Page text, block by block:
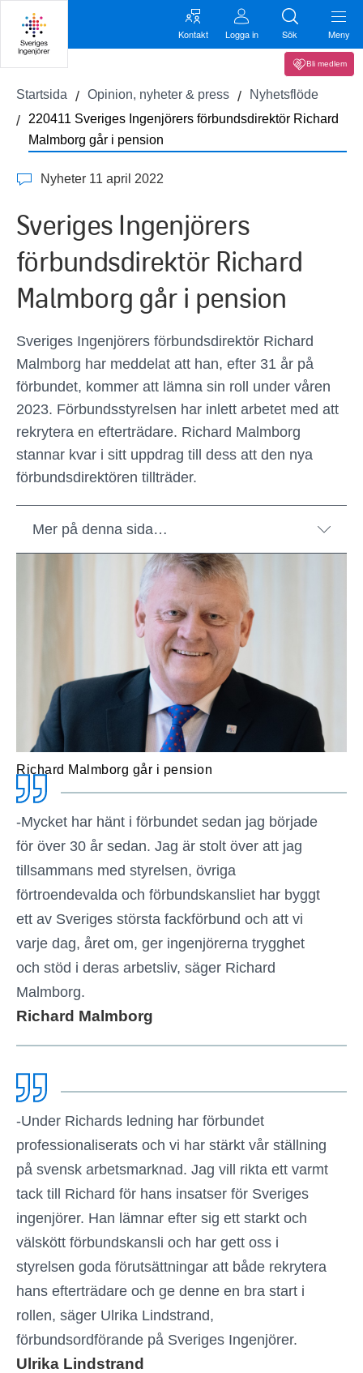
Kontakt Logga in Sök Meny
Bli medlem
Startsida Opinion, nyheter & press
Nyhetsflöde
220411 Sveriges Ingenjörers förbundsdirektör Richard
Malmborg går i pension
Nyheter 11 april 2022
Sveriges Ingenjörers
förbundsdirektör Richard
Malmborg går i pension
Sveriges Ingenjörers förbundsdirektör Richard
Malmborg har meddelat att han, efter 31 år på
förbundet, kommer att lämna sin roll under våren
2023. Förbundsstyrelsen har inlett arbetet med att
rekrytera en efterträdare. Richard Malmborg
stannar kvar i sitt uppdrag till dess att den nya
förbundsdirektören tillträder.
Mer på denna sida…
Richard Malmborg går i pension
-Mycket har hänt i förbundet sedan jag började
för över 30 år sedan. Jag är stolt över att jag
tillsammans med styrelsen, övriga
förtroendevalda och förbundskansliet har byggt
ett av Sveriges största fackförbund och att vi
varje dag, året om, ger ingenjörerna trygghet
och stöd i deras arbetsliv, säger Richard
Malmborg.
Richard Malmborg
-Under Richards ledning har förbundet
professionaliserats och vi har stärkt vår ställning
på svensk arbetsmarknad. Jag vill rikta ett varmt
tack till Richard för hans insatser för Sveriges
ingenjörer. Han lämnar efter sig ett starkt och
välskött förbundskansli och har gett oss i
styrelsen goda förutsättningar att både rekrytera
hans efterträdare och ge denne en bra start i
rollen, säger Ulrika Lindstrand,
förbundsordförande på Sveriges Ingenjörer.
Ulrika Lindstrand